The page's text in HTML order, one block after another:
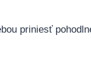
priniesť